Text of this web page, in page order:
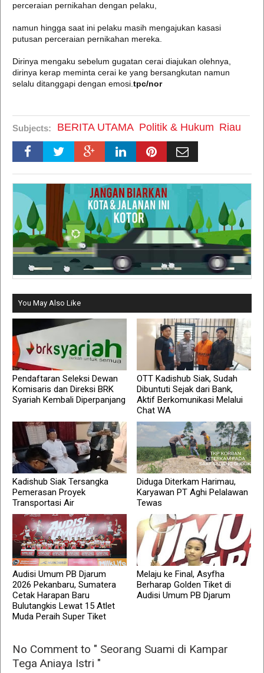
perceraian pernikahan dengan pelaku,
namun hingga saat ini pelaku masih mengajukan kasasi
putusan perceraian pernikahan mereka.
Dirinya mengaku sebelum gugatan cerai diajukan olehnya,
dirinya kerap meminta cerai ke yang bersangkutan namun
selalu ditanggapi dengan emosi. tpc/nor
Subjects: BERITA UTAMA Politik & Hukum Riau
You May Also Like
Pendaftaran Seleksi Dewan
Komisaris dan Direksi BRK
Syariah Kembali Diperpanjang
OTT Kadishub Siak, Sudah
Dibuntuti Sejak dari Bank,
Aktif Berkomunikasi Melalui
Chat WA
Kadishub Siak Tersangka
Pemerasan Proyek
Transportasi Air
Diduga Diterkam Harimau,
Karyawan PT Aghi Pelalawan
Tewas
Audisi Umum PB Djarum
2026 Pekanbaru, Sumatera
Cetak Harapan Baru
Bulutangkis Lewat 15 Atlet
Muda Peraih Super Tiket
Melaju ke Final, Asyfha
Berharap Golden Tiket di
Audisi Umum PB Djarum
No Comment to " Seorang Suami di Kampar
Tega Aniaya Istri "